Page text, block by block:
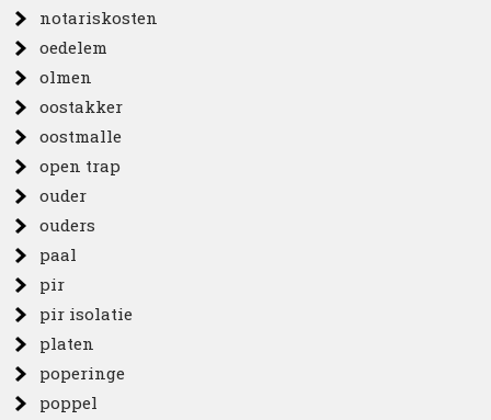
notariskosten
oedelem
olmen
oostakker
oostmalle
open trap
ouder
ouders
paal
pir
pir isolatie
platen
poperinge
poppel